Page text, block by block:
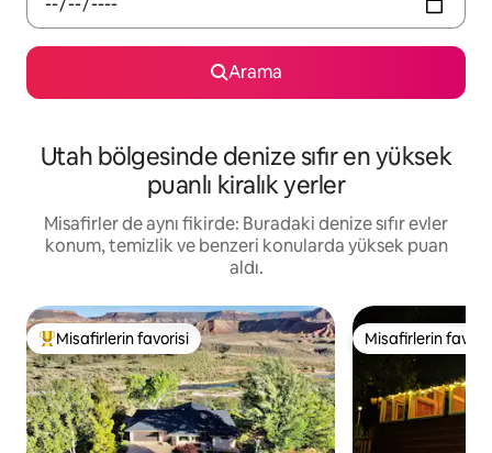
Arama
Utah bölgesinde denize sıfır en yüksek
puanlı kiralık yerler
Misafirler de aynı fikirde: Buradaki denize sıfır evler
konum, temizlik ve benzeri konularda yüksek puan
aldı.
Misafirlerin favorilerinden en beğenilenler arasında
Misafirlerin favorisi Misafirlerin
Misafirlerin